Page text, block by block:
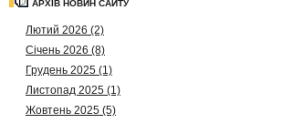
АРХІВ НОВИН САЙТУ
Лютий 2026 (2)
Січень 2026 (8)
Грудень 2025 (1)
Листопад 2025 (1)
Жовтень 2025 (5)